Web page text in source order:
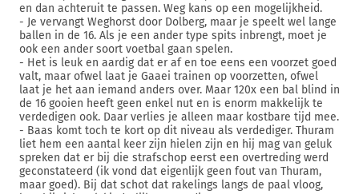
en dan achteruit te passen. Weg kans op een mogelijkheid.
- Je vervangt Weghorst door Dolberg, maar je speelt wel lange
ballen in de 16. Als je een ander type spits inbrengt, moet je
ook een ander soort voetbal gaan spelen.
- Het is leuk en aardig dat er af en toe eens een voorzet goed
valt, maar ofwel laat je Gaaei trainen op voorzetten, ofwel
laat je het aan iemand anders over. Maar 120x een bal blind in
de 16 gooien heeft geen enkel nut en is enorm makkelijk te
verdedigen ook. Daar verlies je alleen maar kostbare tijd mee.
- Baas komt toch te kort op dit niveau als verdediger. Thuram
liet hem een aantal keer zijn hielen zijn en hij mag van geluk
spreken dat er bij die strafschop eerst een overtreding werd
geconstateerd (ik vond dat eigenlijk geen fout van Thuram,
maar goed). Bij dat schot dat rakelings langs de paal vloog,